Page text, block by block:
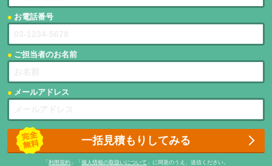
お電話番号
ご担当者のお名前
メールアドレス
一括見積もりしてみる
「 利用規約 」「 個人情報の取扱いについて 」に同意のうえ、送信ください。